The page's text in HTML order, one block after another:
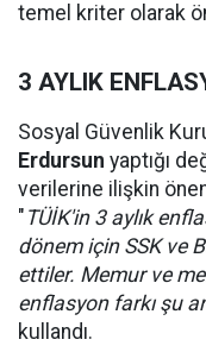
temel kriter olarak
3 AYLIK
Sosyal Güvenlik
Erdursun yaptığı
verilerine ilişkin
" TÜİK'in 3 aylık
dönem için SSK ve
ettiler. Memur ve
enflasyon farkı şu
kullandı.